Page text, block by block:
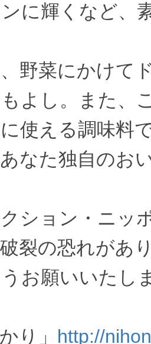
に輝くなど、
野菜にかけて
よし。また、
使える調味料
なた独自のお
ション・ニッ
裂の恐れがあ
お願いいたし
り」 http://